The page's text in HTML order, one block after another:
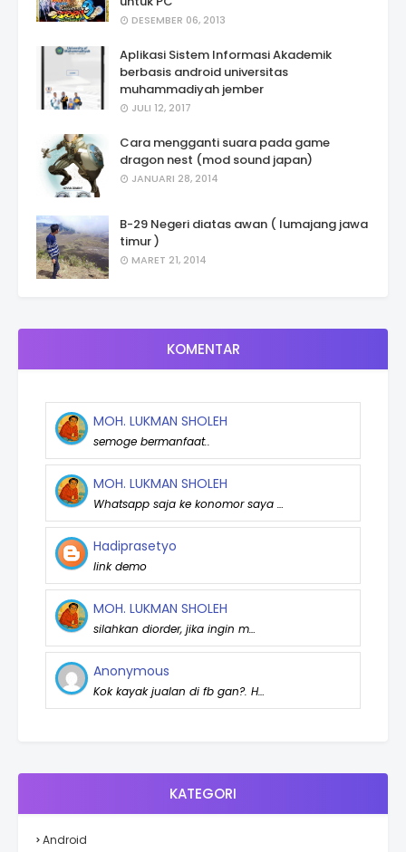
DESEMBER 06, 2013
Aplikasi Sistem Informasi Akademik
berbasis android universitas
muhammadiyah jember
JULI 12, 2017
Cara mengganti suara pada game
dragon nest (mod sound japan)
JANUARI 28, 2014
B-29 Negeri diatas awan ( lumajang jawa
timur )
MARET 21, 2014
KOMENTAR
MOH. LUKMAN SHOLEH
semoge bermanfaat..
MOH. LUKMAN SHOLEH
Whatsapp saja ke konomor saya …
Hadiprasetyo
link demo
MOH. LUKMAN SHOLEH
silahkan diorder, jika ingin m…
Anonymous
Kok kayak jualan di fb gan?. H…
KATEGORI
Android